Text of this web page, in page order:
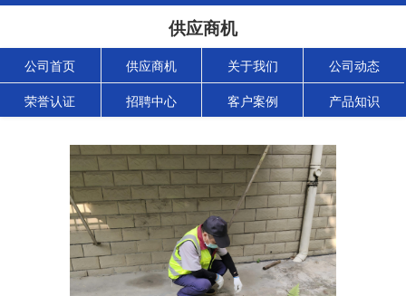
供应商机
公司首页 供应商机 关于我们 公司动态
荣誉认证 招聘中心 客户案例 产品知识